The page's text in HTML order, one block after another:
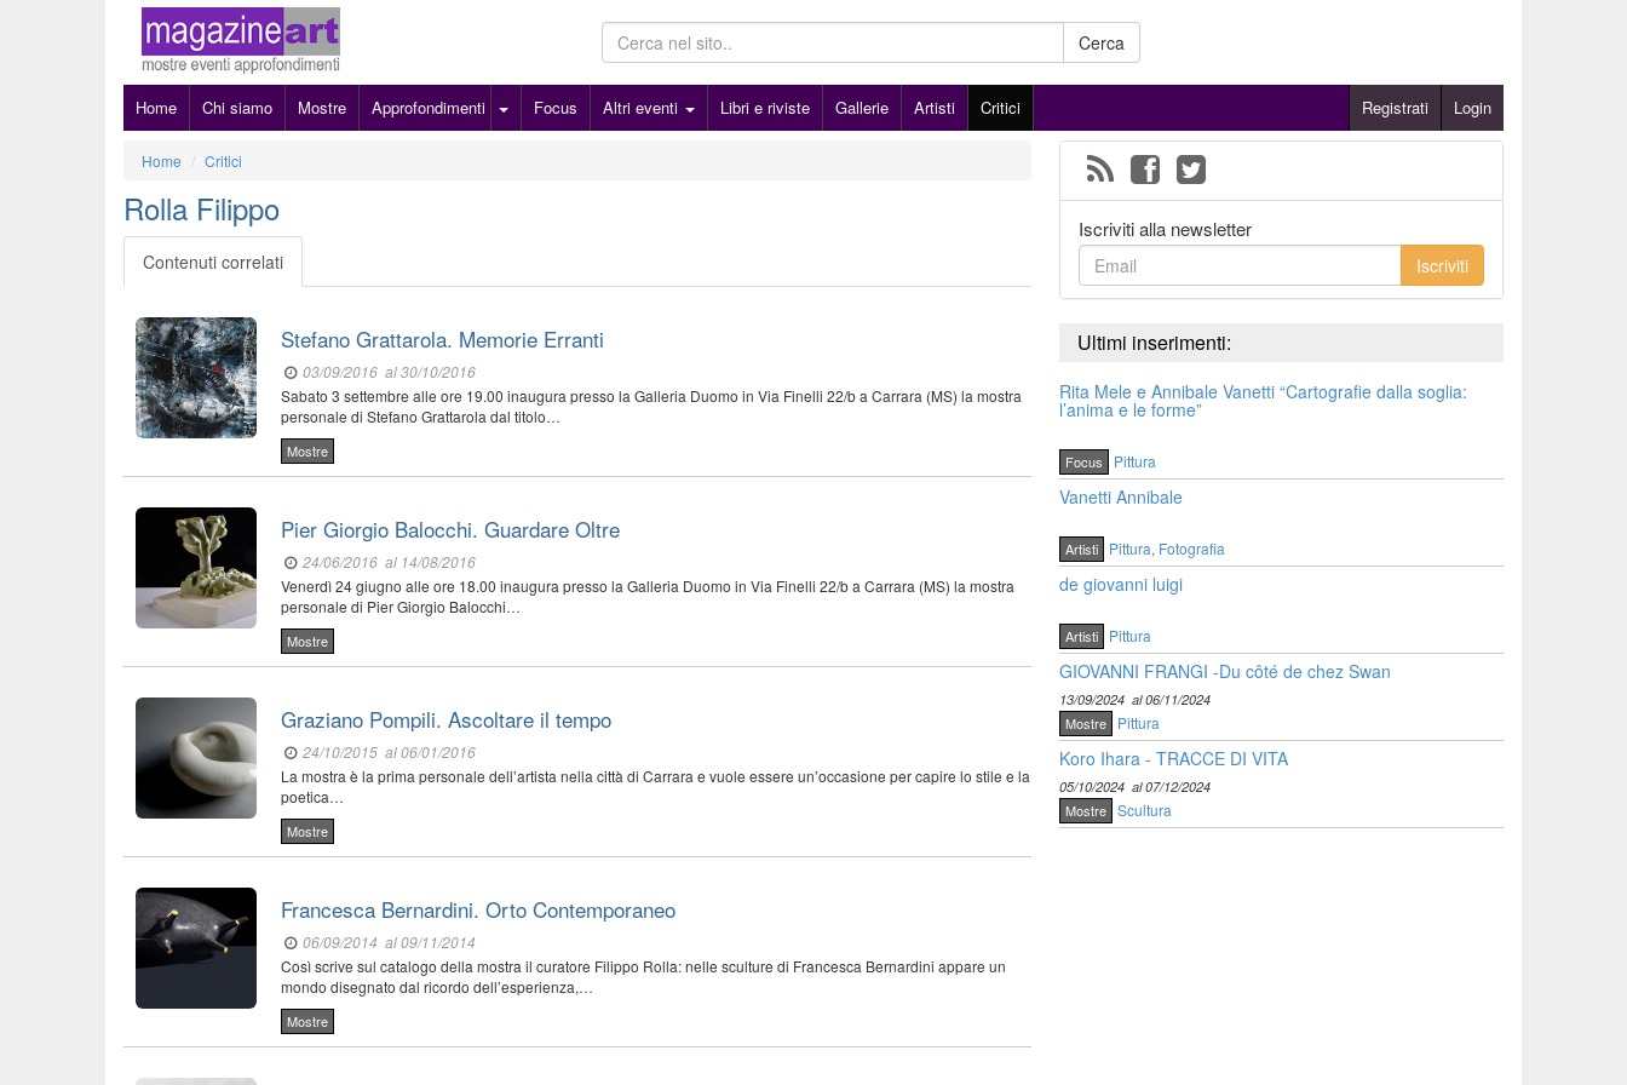
Cerca
Home Chi siamo Mostre Approfondimenti Focus Altri eventi Libri e riviste Gallerie Artisti Critici Registrati Login
Home Critici
Rolla Filippo
Contenuti correlati
Stefano Grattarola. Memorie Erranti
03/09/2016 al 30/10/2016
Sabato 3 settembre alle ore 19.00 inaugura presso la Galleria Duomo in Via Finelli 22/b a Carrara (MS) la mostra
personale di Stefano Grattarola dal titolo…
Mostre
Pier Giorgio Balocchi. Guardare Oltre
24/06/2016 al 14/08/2016
Venerdì 24 giugno alle ore 18.00 inaugura presso la Galleria Duomo in Via Finelli 22/b a Carrara (MS) la mostra
personale di Pier Giorgio Balocchi…
Mostre
Graziano Pompili. Ascoltare il tempo
24/10/2015 al 06/01/2016
La mostra è la prima personale dell’artista nella città di Carrara e vuole essere un’occasione per capire lo stile e la
poetica…
Mostre
Francesca Bernardini. Orto Contemporaneo
06/09/2014 al 09/11/2014
Così scrive sul catalogo della mostra il curatore Filippo Rolla: nelle sculture di Francesca Bernardini appare un
mondo disegnato dal ricordo dell’esperienza,…
Mostre
Iscriviti alla newsletter
Iscriviti
Ultimi inserimenti:
Rita Mele e Annibale Vanetti “Cartografie dalla soglia:
l’anima e le forme”
Focus Pittura
Vanetti Annibale
Artisti Pittura, Fotografia
de giovanni luigi
Artisti Pittura
GIOVANNI FRANGI -Du côté de chez Swan
13/09/2024 al 06/11/2024
Mostre Pittura
Koro Ihara - TRACCE DI VITA
05/10/2024 al 07/12/2024
Mostre Scultura